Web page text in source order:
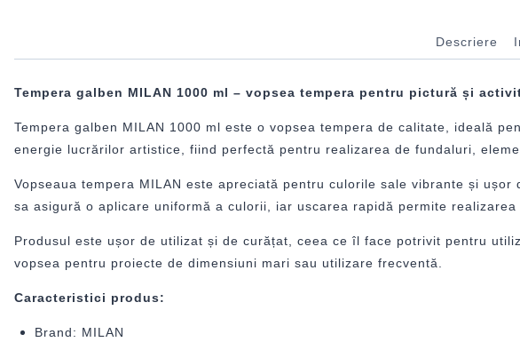
Descriere
Tempera galben MILAN 1000 ml – vopsea tempera pentru pictură și
Tempera galben MILAN 1000 ml este o vopsea tempera de calitate, ideală
energie lucrărilor artistice, fiind perfectă pentru realizarea de fundaluri,
Vopseaua tempera MILAN este apreciată pentru culorile sale vibrante și
sa asigură o aplicare uniformă a culorii, iar uscarea rapidă permite
Produsul este ușor de utilizat și de curățat, ceea ce îl face potrivit pentru
vopsea pentru proiecte de dimensiuni mari sau utilizare frecventă.
Caracteristici produs:
Brand: MILAN